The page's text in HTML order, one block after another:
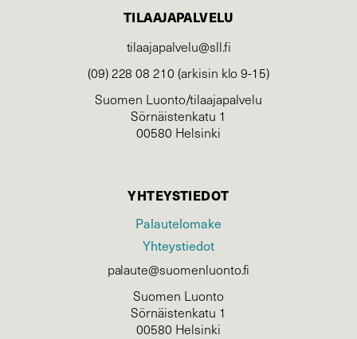
TILAAJAPALVELU
tilaajapalvelu@sll.fi
(09) 228 08 210 (arkisin klo 9-15)
Suomen Luonto/tilaajapalvelu
Sörnäistenkatu 1
00580 Helsinki
YHTEYSTIEDOT
Palautelomake
Yhteystiedot
palaute@suomenluonto.fi
Suomen Luonto
Sörnäistenkatu 1
00580 Helsinki